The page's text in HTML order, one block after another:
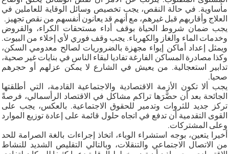
مأساوية. في حالة النقص، يجب تخصيص وسائل الوقاية للعاملين في
العلاج وأقاربهم قبل غيرهم، مع أنهم قد يعانون أنفسهم من نقص تجهيز.
يجب ضمان شروط الحياة بوقف أداء مستحقات الكراء، والقروض
وخدمات الماء والغاز والكهرباء. يجب وقف فوري لأي إخلاء من البيوت.
ويمثل إعداد أماكن إيواء مجهزة بالضروريات لصالح معدومي السكن،
وكذا مصادرة المساكن الفارغة تفاديا لبقاء الناس في بنايات غير صحية،
تدابير استعجالية. من يعيش في الشارع لا يمكن عزلهم أو حجرهم
صحيا.
يجب ألا تكون الأزمة الاقتصادية والاجتماعية القادمة، التي أطلقتها
الجائحة بعد أن حضَّرَها تراكم مشاكل في الاقتصاد الرأسمالي، فرصةً
تركز جديد للثروات وتدمير للحقوق الاجتماعية. بالعكس، يجب على
القوى التقدمية أن تدفع في اتجاه حلول قائمة على إعادة توزيع الموارد
وعلى المشتركات.
أخيرا يتعين، بوجه استشراء الوباء، اتخاذ إجراءات بالغة الصرامة للحد
من الاتصال الاجتماعي والتنقلات، وبالتالي التقليص الشديد للنشاط